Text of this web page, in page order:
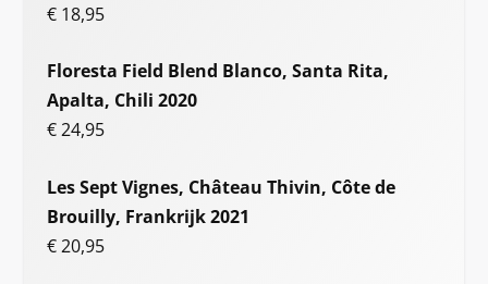
€ 18,95
Floresta Field Blend Blanco, Santa Rita,
Apalta, Chili 2020
€ 24,95
Les Sept Vignes, Château Thivin, Côte de
Brouilly, Frankrijk 2021
€ 20,95